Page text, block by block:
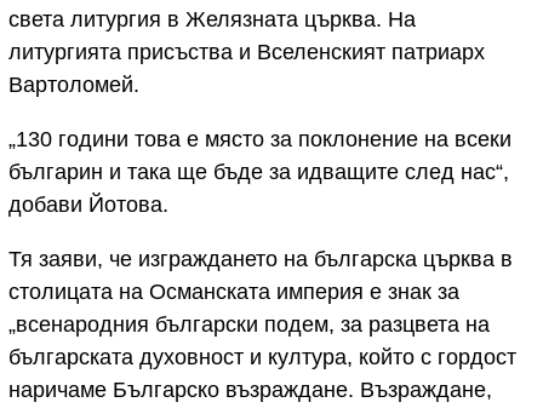
света литургия в Желязната църква. На
литургията присъства и Вселенският патриарх
Вартоломей.
„130 години това е място за поклонение на всеки
българин и така ще бъде за идващите след нас“,
добави Йотова.
Тя заяви, че изграждането на българска църква в
столицата на Османската империя е знак за
„всенародния български подем, за разцвета на
българската духовност и култура, който с гордост
наричаме Българско възраждане. Възраждане,